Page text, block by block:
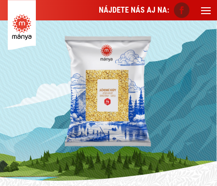
NÁJDETE NÁS AJ NA: